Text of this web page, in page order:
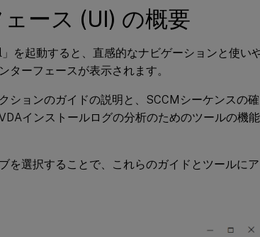
ース (UI) の概要
を起動すると、直感的なナビゲーションと使い
ーフェースが表示されます。
ションのガイドの説明と、SCCMシーケンスの確
インストールログの分析のためのツールの機能
を選択することで、これらのガイドとツールにア